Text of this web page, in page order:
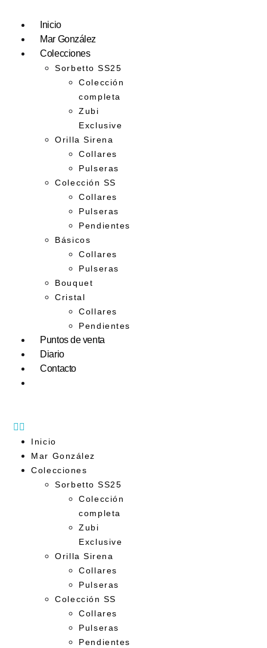
Inicio
Mar González
Colecciones
Sorbetto SS25
Colección
completa
Zubi
Exclusive
Orilla Sirena
Collares
Pulseras
Colección SS
Collares
Pulseras
Pendientes
Básicos
Collares
Pulseras
Bouquet
Cristal
Collares
Pendientes
Puntos de venta
Diario
Contacto
Inicio
Mar González
Colecciones
Sorbetto SS25
Colección
completa
Zubi
Exclusive
Orilla Sirena
Collares
Pulseras
Colección SS
Collares
Pulseras
Pendientes